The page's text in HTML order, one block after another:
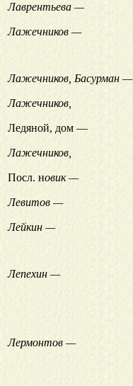
Лаврентьева —
Лажечников —
Лажечников, Басурман —
Лажечников,
Ледяной, дом —
Лажечников,
Посл. новик —
Левитов —
Лейкин —
Лепехин —
Лермонтов —